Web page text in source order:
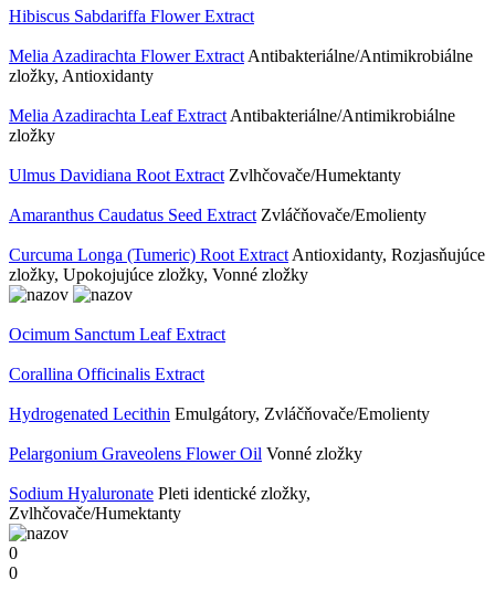
Hibiscus Sabdariffa Flower Extract
Melia Azadirachta Flower Extract Antibakteriálne/Antimikrobiálne
zložky, Antioxidanty
Melia Azadirachta Leaf Extract Antibakteriálne/Antimikrobiálne
zložky
Ulmus Davidiana Root Extract Zvlhčovače/Humektanty
Amaranthus Caudatus Seed Extract Zvláčňovače/Emolienty
Curcuma Longa (Tumeric) Root Extract Antioxidanty, Rozjasňujúce
zložky, Upokojujúce zložky, Vonné zložky
Ocimum Sanctum Leaf Extract
Corallina Officinalis Extract
Hydrogenated Lecithin Emulgátory, Zvláčňovače/Emolienty
Pelargonium Graveolens Flower Oil Vonné zložky
Sodium Hyaluronate Pleti identické zložky,
Zvlhčovače/Humektanty
0
0